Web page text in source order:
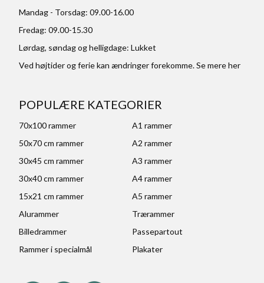
Mandag - Torsdag: 09.00-16.00
Fredag: 09.00-15.30
Lørdag, søndag og helligdage: Lukket
Ved højtider og ferie kan ændringer forekomme. Se mereher
POPULÆRE KATEGORIER
70x100 rammer
A1 rammer
50x70 cm rammer
A2 rammer
30x45 cm rammer
A3 rammer
30x40 cm rammer
A4 rammer
15x21 cm rammer
A5 rammer
Alurammer
Trærammer
Billedrammer
Passepartout
Rammer i specialmål
Plakater